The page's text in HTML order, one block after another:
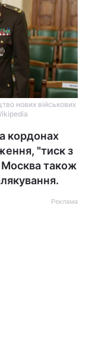
нових військових
кордонах
"тиск з
Москва також
Реклама